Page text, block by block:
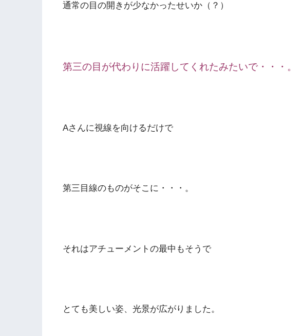
通常の目の開きが少なかったせいか（？）
第三の目が代わりに活躍してくれたみたいで・・・。
Aさんに視線を向けるだけで
第三目線のものがそこに・・・。
それはアチューメントの最中もそうで
とても美しい姿、光景が広がりました。